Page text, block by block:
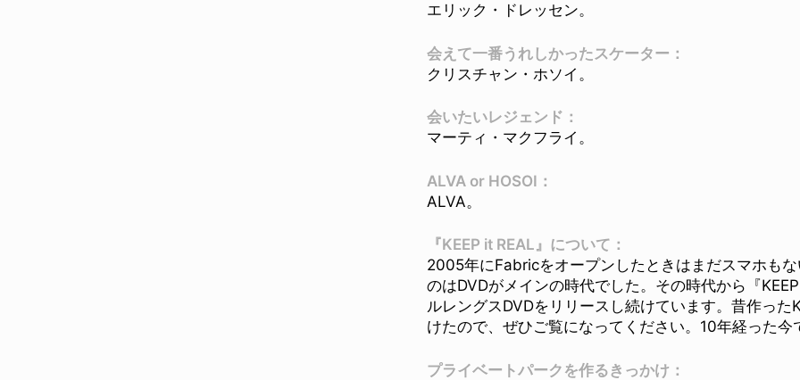
エリック・ドレッセン。
会えて一番うれしかったスケーター：
クリスチャン・ホソイ。
会いたいレジェンド：
マーティ・マクフライ。
ALVA or HOSOI：
ALVA。
『KEEP it REAL』について：
2005年にFabricをオープンしたときはまだスマホも
のはDVDがメインの時代でした。その時代から『
ルレングスDVDをリリースし続けています。昔作っ
けたので、ぜひご覧になってください。10年経った今
プライベートパークを作るきっかけ：